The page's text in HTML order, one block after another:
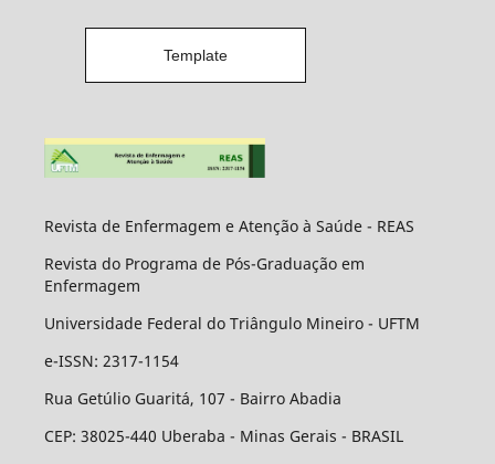
Template
Revista de Enfermagem e Atenção à Saúde - REAS
Revista do Programa de Pós-Graduação em
Enfermagem
Universidade Federal do Triângulo Mineiro - UFTM
e-ISSN: 2317-1154
Rua Getúlio Guaritá, 107 - Bairro Abadia
CEP: 38025-440 Uberaba - Minas Gerais - BRASIL